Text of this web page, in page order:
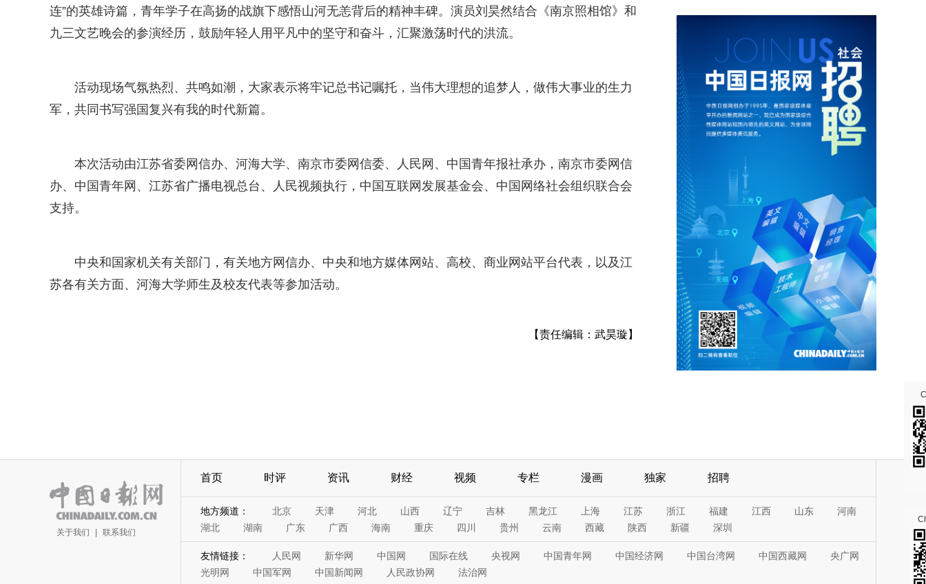
连”的英雄诗篇，青年学子在高扬的战旗下感悟山河无恙背后的精神丰碑。演员刘昊然结合《南京照相馆》和
九三文艺晚会的参演经历，鼓励年轻人用平凡中的坚守和奋斗，汇聚激荡时代的洪流。
活动现场气氛热烈、共鸣如潮，大家表示将牢记总书记嘱托，当伟大理想的追梦人，做伟大事业的生力
军，共同书写强国复兴有我的时代新篇。
本次活动由江苏省委网信办、河海大学、南京市委网信委、人民网、中国青年报社承办，南京市委网信
办、中国青年网、江苏省广播电视总台、人民视频执行，中国互联网发展基金会、中国网络社会组织联合会
支持。
中央和国家机关有关部门，有关地方网信办、中央和地方媒体网站、高校、商业网站平台代表，以及江
苏各有关方面、河海大学师生及校友代表等参加活动。
【责任编辑：武昊璇】
关于我们 | 联系我们
首页 时评 资讯 财经 视频 专栏 漫画 独家 招聘
地方频道： 北京 天津 河北 山西 辽宁 吉林 黑龙江 上海 江苏 浙江 福建 江西 山东
河南
湖北
湖南 广东 广西 海南 重庆 四川 贵州 云南 西藏 陕西 新疆 深圳
友情链接： 人民网 新华网 中国网 国际在线 央视网 中国青年网 中国经济网 中国台湾网 中国西藏网
央广网
光明网
中国军网 中国新闻网 人民政协网 法治网